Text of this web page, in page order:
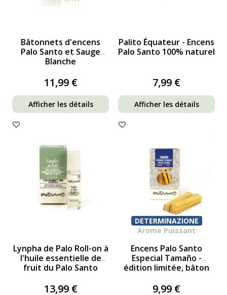
Bâtonnets d'encens
Palo Santo et Sauge
Blanche
11,99 €
Afficher les détails
Palito Équateur - Encens
Palo Santo 100% naturel
7,99 €
Afficher les détails
Lynpha de Palo Roll-on à
l'huile essentielle de
fruit du Palo Santo
13,99 €
DETERMINAZIONE
Arome Puissant
Encens Palo Santo
Especial Tamaño -
édition limitée, bâton
9,99 €